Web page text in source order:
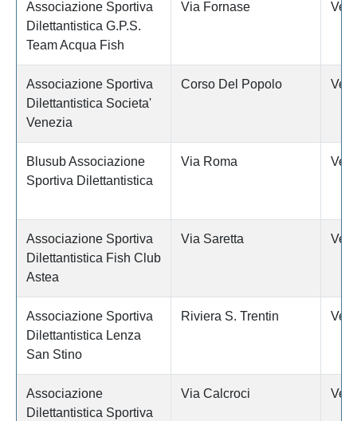
Associazione Sportiva
Dilettantistica G.P.S.
Team Acqua Fish
Via Fornase
Associazione Sportiva
Dilettantistica Societa'
Venezia
Corso Del Popolo
Blusub Associazione
Sportiva Dilettantistica
Via Roma
Associazione Sportiva
Dilettantistica Fish Club
Astea
Via Saretta
Associazione Sportiva
Dilettantistica Lenza
San Stino
Riviera S. Trentin
Associazione
Dilettantistica Sportiva
Via Calcroci